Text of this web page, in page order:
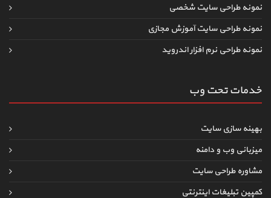
نمونه طراحی سایت شخصی
نمونه طراحی سایت آموزش مجازی
نمونه طراحی نرم افزار اندروید
خدمات تحت وب
بهینه سازی سایت
میزبانی وب و دامنه
مشاوره طراحی سایت
کمپین تبلیغات اینترنتی